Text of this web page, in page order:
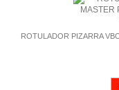
ROTULADOR PIZARRA